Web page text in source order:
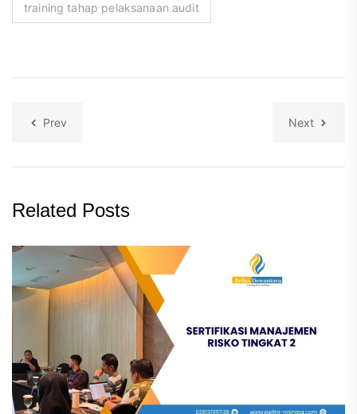
training tahap pelaksanaan audit
Prev Next
Related Posts